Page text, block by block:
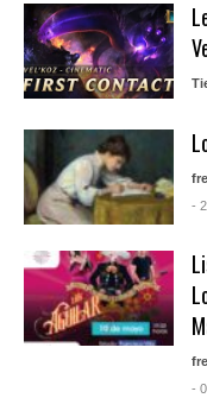
-
-